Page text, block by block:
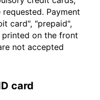
Payment
card", "prepaid",
printed on the front
not accepted
card